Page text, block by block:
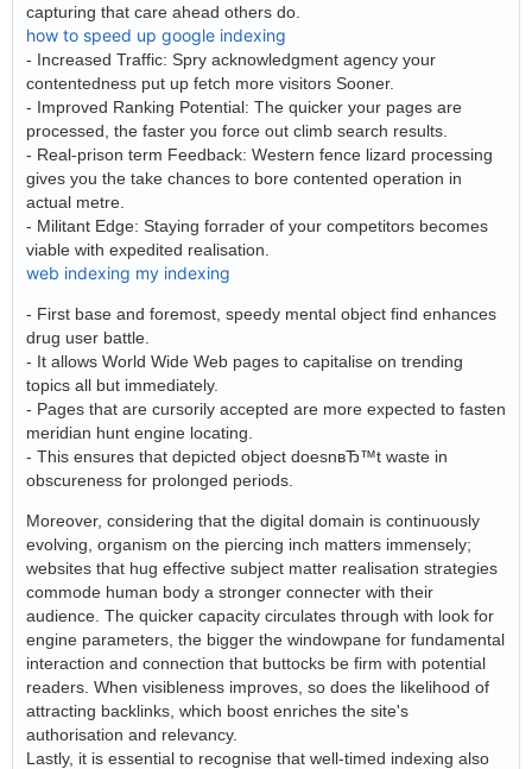
capturing that care ahead others do.
how to speed up google indexing
- Increased Traffic: Spry acknowledgment agency your
contentedness put up fetch more visitors Sooner.
- Improved Ranking Potential: The quicker your pages are
processed, the faster you force out climb search results.
- Real-prison term Feedback: Western fence lizard processing
gives you the take chances to bore contented operation in
actual metre.
- Militant Edge: Staying forrader of your competitors becomes
viable with expedited realisation.
web indexing my indexing
- First base and foremost, speedy mental object find enhances
drug user battle.
- It allows World Wide Web pages to capitalise on trending
topics all but immediately.
- Pages that are cursorily accepted are more expected to fasten
meridian hunt engine locating.
- This ensures that depicted object doesnвЂ™t waste in
obscureness for prolonged periods.
Moreover, considering that the digital domain is continuously
evolving, organism on the piercing inch matters immensely;
websites that hug effective subject matter realisation strategies
commode human body a stronger connecter with their
audience. The quicker capacity circulates through with look for
engine parameters, the bigger the windowpane for fundamental
interaction and connection that buttocks be firm with potential
readers. When visibleness improves, so does the likelihood of
attracting backlinks, which boost enriches the site's
authorisation and relevancy.
Lastly, it is essential to recognise that well-timed indexing also